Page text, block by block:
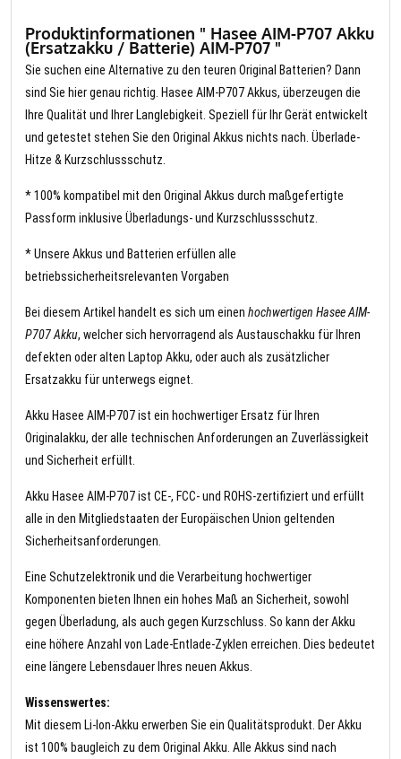
Produktinformationen " Hasee AIM-P707 Akku
(Ersatzakku / Batterie) AIM-P707 "
Sie suchen eine Alternative zu den teuren Original Batterien? Dann
sind Sie hier genau richtig. Hasee AIM-P707 Akkus, überzeugen die
Ihre Qualität und Ihrer Langlebigkeit. Speziell für Ihr Gerät entwickelt
und getestet stehen Sie den Original Akkus nichts nach. Überlade-
Hitze & Kurzschlussschutz.
* 100% kompatibel mit den Original Akkus durch maßgefertigte
Passform inklusive Überladungs- und Kurzschlussschutz.
* Unsere Akkus und Batterien erfüllen alle
betriebssicherheitsrelevanten Vorgaben
Bei diesem Artikel handelt es sich um einen hochwertigen Hasee AIM-
P707 Akku, welcher sich hervorragend als Austauschakku für Ihren
defekten oder alten Laptop Akku, oder auch als zusätzlicher
Ersatzakku für unterwegs eignet.
Akku Hasee AIM-P707 ist ein hochwertiger Ersatz für Ihren
Originalakku, der alle technischen Anforderungen an Zuverlässigkeit
und Sicherheit erfüllt.
Akku Hasee AIM-P707 ist CE-, FCC- und ROHS-zertifiziert und erfüllt
alle in den Mitgliedstaaten der Europäischen Union geltenden
Sicherheitsanforderungen.
Eine Schutzelektronik und die Verarbeitung hochwertiger
Komponenten bieten Ihnen ein hohes Maß an Sicherheit, sowohl
gegen Überladung, als auch gegen Kurzschluss. So kann der Akku
eine höhere Anzahl von Lade-Entlade-Zyklen erreichen. Dies bedeutet
eine längere Lebensdauer Ihres neuen Akkus.
Wissenswertes:
Mit diesem Li-Ion-Akku erwerben Sie ein Qualitätsprodukt. Der Akku
ist 100% baugleich zu dem Original Akku. Alle Akkus sind nach